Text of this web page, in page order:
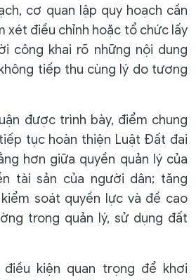
cơ quan lập quy hoạch cần
xét điều chỉnh hoặc tổ chức lấy
công khai rõ những nội dung
tiếp thu cùng lý do tương
được trình bày, điểm chung
tục hoàn thiện Luật Đất đai
hơn giữa quyền quản lý của
tài sản của người dân; tăng
soát quyền lực và đề cao
trong quản lý, sử dụng đất
kiện quan trọng để khơi